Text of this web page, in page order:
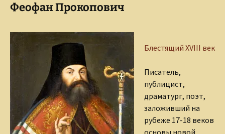
Феофан Прокопович
Блестящий XVIII век
Писатель,
публицист,
драматург, поэт,
заложивший на
рубеже 17-18 веков